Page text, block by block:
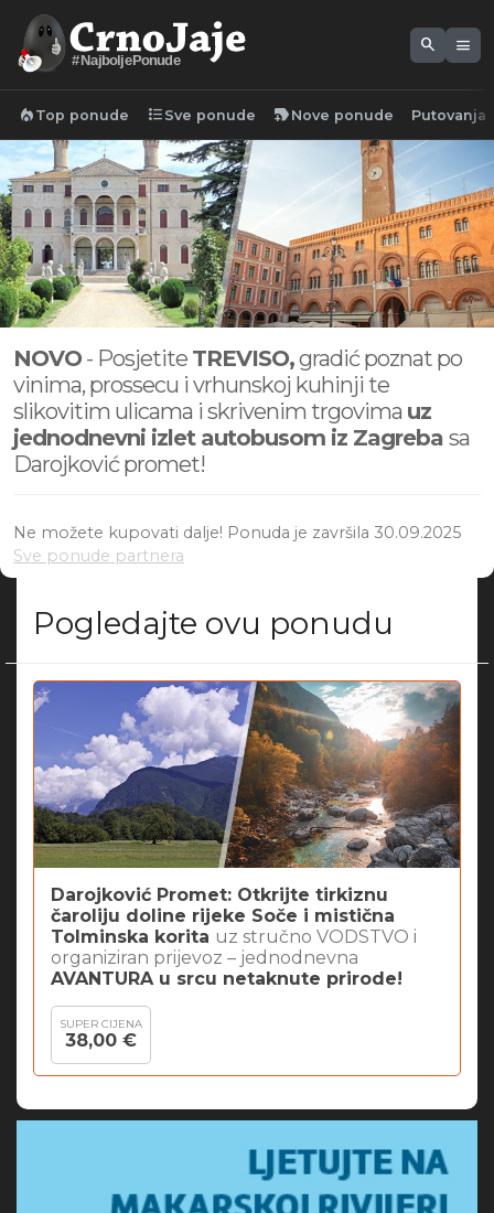
#NajboljePonude
search menu
local_fire_department Top ponude format_list_bulleted Sve ponude new_label Nove ponude Putovanja
NOVO - Posjetite TREVISO,gradić poznat po
vinima, prossecu i vrhunskoj kuhinji te
slikovitim ulicama i skrivenim trgovima uz
jednodnevni izlet autobusom iz Zagreba sa
Darojković promet!
Ne možete kupovati dalje! Ponuda je završila 30.09.2025
Sve ponude partnera
Pogledajte ovu ponudu
Darojković Promet: Otkrijte tirkiznu
čaroliju doline rijeke Soče i mistična
Tolminska korita uz stručno VODSTVO i
organiziran prijevoz – jednodnevna
AVANTURA u srcu netaknute prirode!
SUPER CIJENA
38,00 €